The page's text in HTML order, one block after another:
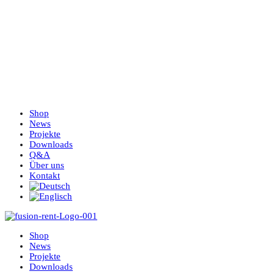
Shop
News
Projekte
Downloads
Q&A
Über uns
Kontakt
Shop
News
Projekte
Downloads